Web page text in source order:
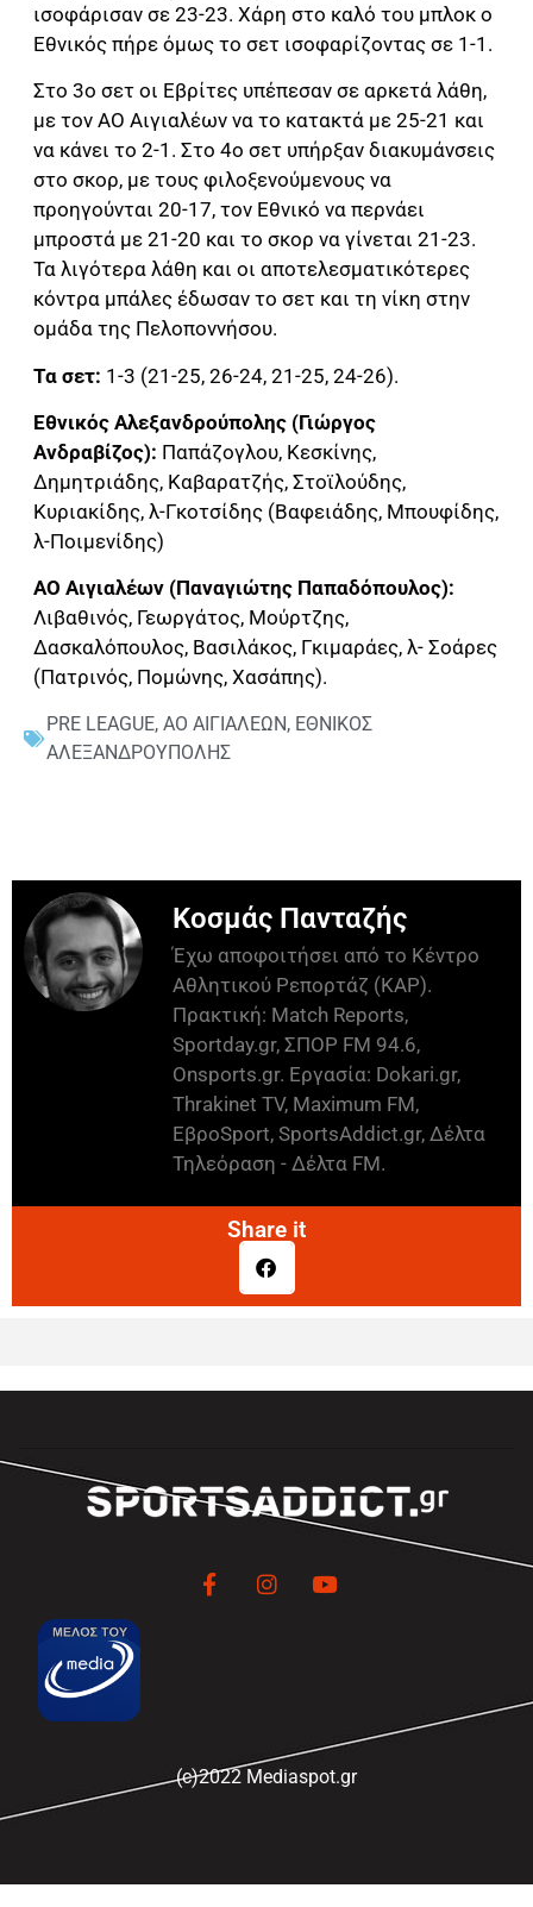
ισοφάρισαν σε 23-23. Χάρη στο καλό του μπλοκ ο
Εθνικός πήρε όμως το σετ ισοφαρίζοντας σε 1-1.
Στο 3ο σετ οι Εβρίτες υπέπεσαν σε αρκετά λάθη,
με τον ΑΟ Αιγιαλέων να το κατακτά με 25-21 και
να κάνει το 2-1. Στο 4ο σετ υπήρξαν διακυμάνσεις
στο σκορ, με τους φιλοξενούμενους να
προηγούνται 20-17, τον Εθνικό να περνάει
μπροστά με 21-20 και το σκορ να γίνεται 21-23.
Τα λιγότερα λάθη και οι αποτελεσματικότερες
κόντρα μπάλες έδωσαν το σετ και τη νίκη στην
ομάδα της Πελοποννήσου.
Τα σετ: 1-3 (21-25, 26-24, 21-25, 24-26).
Εθνικός Αλεξανδρούπολης (Γιώργος
Ανδραβίζος): Παπάζογλου, Κεσκίνης,
Δημητριάδης, Καβαρατζής, Στοϊλούδης,
Κυριακίδης, λ-Γκοτσίδης (Βαφειάδης, Μπουφίδης,
λ-Ποιμενίδης)
ΑΟ Αιγιαλέων (Παναγιώτης Παπαδόπουλος):
Λιβαθινός, Γεωργάτος, Μούρτζης,
Δασκαλόπουλος, Βασιλάκος, Γκιμαράες, λ- Σοάρες
(Πατρινός, Πομώνης, Χασάπης).
PRE LEAGUE, ΑΟ ΑΙΓΙΑΛΕΩΝ, ΕΘΝΙΚΟΣ
ΑΛΕΞΑΝΔΡΟΥΠΟΛΗΣ
Κοσμάς Πανταζής
Έχω αποφοιτήσει από το Κέντρο
Αθλητικού Ρεπορτάζ (ΚΑΡ).
Πρακτική: Match Reports,
Sportday.gr, ΣΠΟΡ FM 94.6,
Onsports.gr. Εργασία: Dokari.gr,
Thrakinet TV, Maximum FM,
ΕβροSport, SportsAddict.gr, Δέλτα
Τηλεόραση - Δέλτα FM.
Share it
(c)2022 Mediaspot.gr